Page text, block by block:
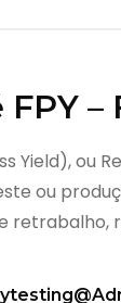
FPY –
Yield), ou
ou
retrabalho,